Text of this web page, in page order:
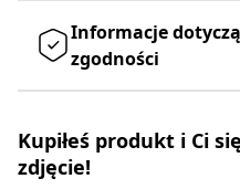
Informacje
zgodności
Kupiłeś produkt i Ci
zdjęcie!